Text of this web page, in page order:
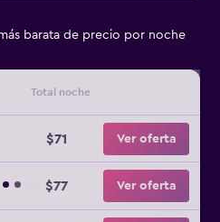
barata de precio por noche
Total noche
$71 Ver oferta
$77 Ver oferta